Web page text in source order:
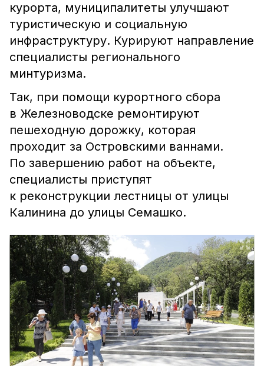
курорта, муниципалитеты улучшают
туристическую и социальную
инфраструктуру. Курируют направление
специалисты регионального
минтуризма.
Так, при помощи курортного сбора
в Железноводске ремонтируют
пешеходную дорожку, которая
проходит за Островскими ваннами.
По завершению работ на объекте,
специалисты приступят
к реконструкции лестницы от улицы
Калинина до улицы Семашко.